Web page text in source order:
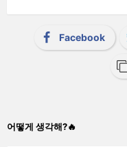
Facebook
어떻게 생각해?🔥